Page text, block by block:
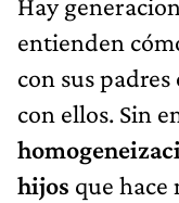
Hay
entienden
con sus
con ellos. Sin
hijos que hace